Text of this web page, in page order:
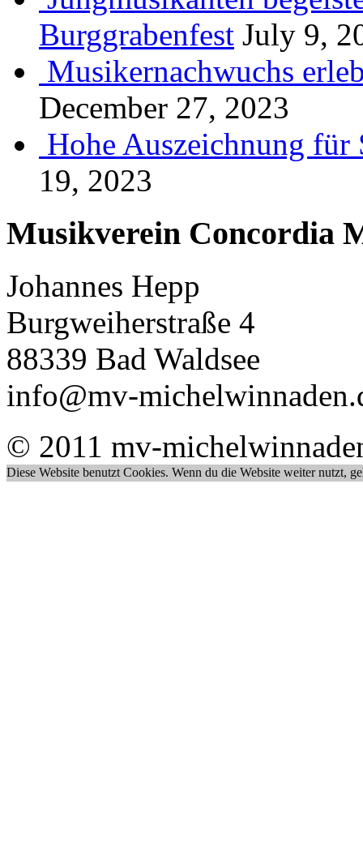
Burggrabenfest July 9,
Musikernachwuchs
December 27, 2023
Hohe Auszeichnung für
19, 2023
Musikverein Concordia
Johannes Hepp
Burgweiherstraße 4
88339 Bad Waldsee
info@mv-
© 2011 mv-
Diese Website benutzt Cookies. Wenn du die Website weiter nutzt,